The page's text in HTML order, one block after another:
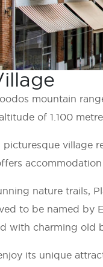
mountain
of 1.100
village
accommodation
nature trails,
to be named by
with charming old
its unique